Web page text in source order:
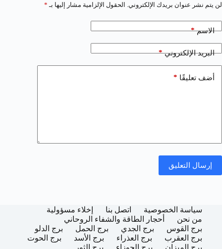
لن يتم نشر عنوان بريدك الإلكتروني. الحقول الإلزامية مشار إليها بـ *
الاسم*
البريد الإلكتروني*
أضف تعليقًا *
إرسال التعليق
سياسة الخصوصية اتصل بنا
إخلاء مسؤولية
من نحن
أحجار الطاقة والشفاء الروحاني
برج القوس
برج الجدي برج الحمل
برج الدلو
برج العقرب
برج العذراء برج الأسد
برج الحوت
برج الميزان
برج الجوزاء برج الثور